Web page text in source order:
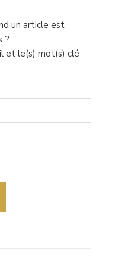
un article est
?
et le(s) mot(s) clé